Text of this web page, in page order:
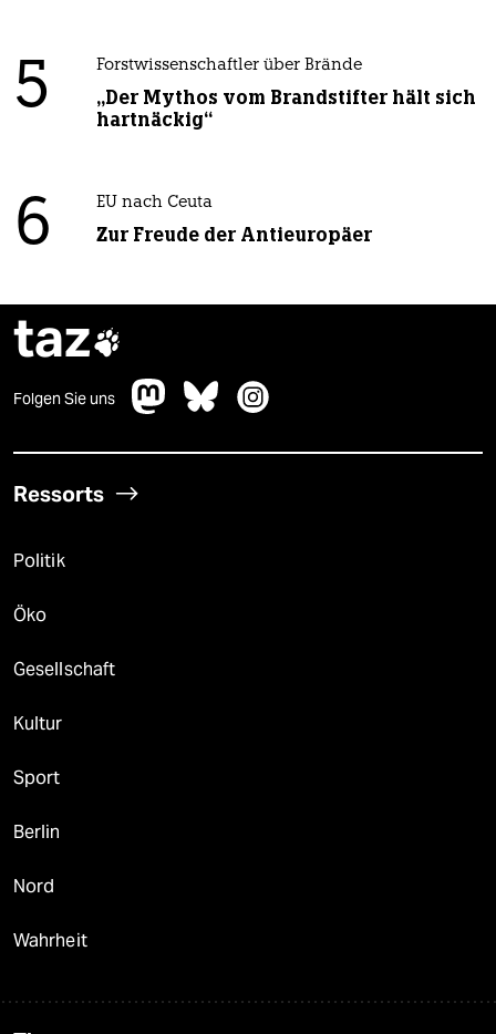
5 Forstwissenschaftler über Brände
„Der Mythos vom Brandstifter hält sich
hartnäckig“
6 EU nach Ceuta
Zur Freude der Antieuropäer
taz
Folgen Sie uns
Ressorts
Politik
Öko
Gesellschaft
Kultur
Sport
Berlin
Nord
Wahrheit